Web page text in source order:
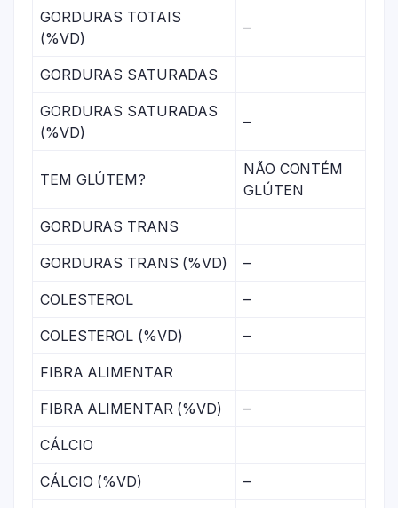
GORDURAS TOTAIS
(%VD)
–
GORDURAS SATURADAS
GORDURAS SATURADAS
(%VD)
–
TEM GLÚTEM?
NÃO CONTÉM
GLÚTEN
GORDURAS TRANS
GORDURAS TRANS (%VD) –
COLESTEROL –
COLESTEROL (%VD) –
FIBRA ALIMENTAR
FIBRA ALIMENTAR (%VD) –
CÁLCIO
CÁLCIO (%VD) –